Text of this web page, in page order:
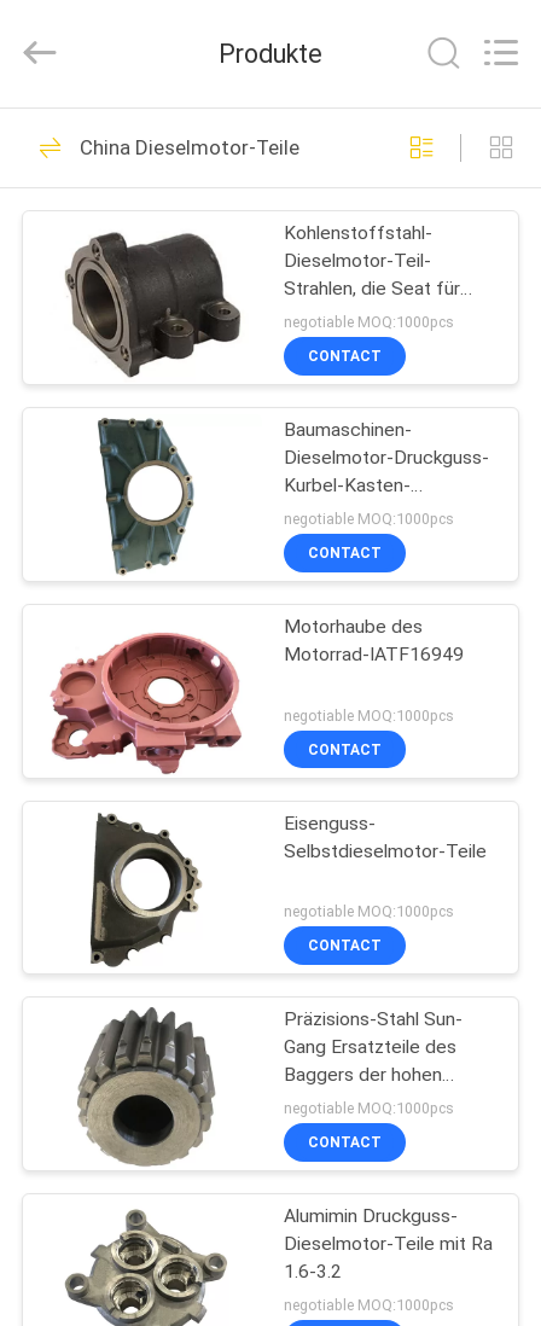
HAUS
PRODUKTE
ÜBER
FABRIK-
AUSFLUG
QUALITÄTSKONTROLLE
TRETEN
MIT
UNS
VERBINDUNG
FORDERN
ZITAT
SITEMAP
PRIVACY
POLICY
Co.,Ltd..
Reserved.
Mechanische
Reserven
20
Mechanische Kern-
Wellen
23
Dieselmotor-Teile
Landwirtschafts-
Werkzeuge und
Ausrüstung
Hydraulischer
Antriebsmotor
39
Produkte
China Dieselmotor-Teile
Kohlenstoffstahl-
Dieselmotor-Teil-
Strahlen, die Seat für
landwirtschaftliche Teile
tragen
negotiable MOQ:1000pcs
CONTACT
Baumaschinen-
Dieselmotor-Druckguss-
Kurbel-Kasten-
Seitenverkleidung
negotiable MOQ:1000pcs
CONTACT
Motorhaube des
Motorrad-IATF16949
negotiable MOQ:1000pcs
CONTACT
Eisenguss-
Selbstdieselmotor-Teile
negotiable MOQ:1000pcs
CONTACT
Präzisions-Stahl Sun-
Gang Ersatzteile des
Baggers der hohen
Qualität für
planetarisches Getriebe
negotiable MOQ:1000pcs
CONTACT
Alumimin Druckguss-
Dieselmotor-Teile mit Ra
1.6-3.2
negotiable MOQ:1000pcs